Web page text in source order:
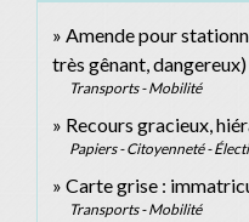
Amende pour
très gênant, dangereux)
Transports - Mobilité
Recours gracieux,
Papiers - Citoyenneté -
Carte grise :
Transports - Mobilité